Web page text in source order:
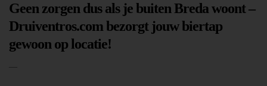
Geen zorgen dus als je buiten Breda woont –
Druiventros.com bezorgt jouw biertap
gewoon op locatie!
—